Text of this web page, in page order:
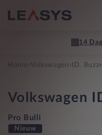
14
Home Volkswagen › ID. Buzz›
Volkswagen
Pro Bulli
Nieuw